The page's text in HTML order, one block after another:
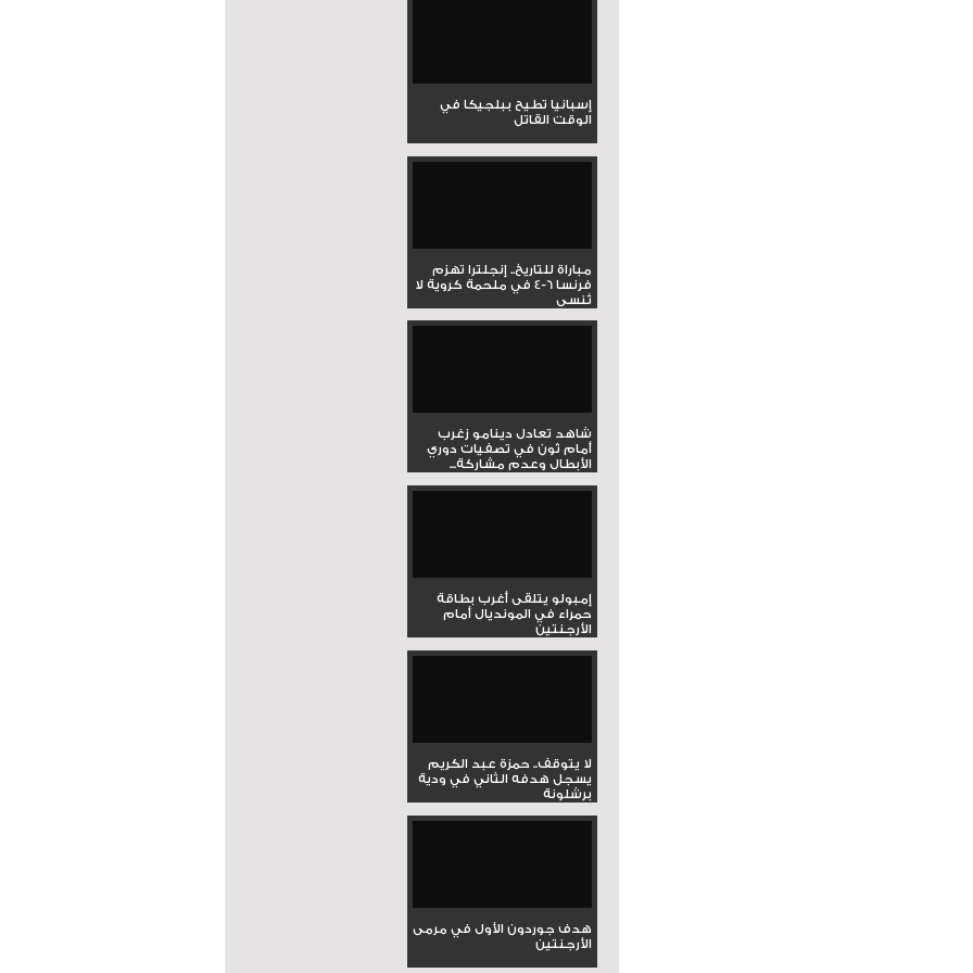
إسبانيا تطيح ببلجيكا في
الوقت القاتل
مباراة للتاريخ.. إنجلترا تهزم
فرنسا 6-4 في ملحمة كروية لا
تُنسى
شاهد تعادل دينامو زغرب
أمام ثون في تصفيات دوري
الأبطال وعدم مشاركة...
إمبولو يتلقى أغرب بطاقة
حمراء في المونديال أمام
الأرجنتين
لا يتوقف.. حمزة عبد الكريم
يسجل هدفه الثاني في ودية
برشلونة
هدف جوردون الأول في مرمى
الأرجنتين